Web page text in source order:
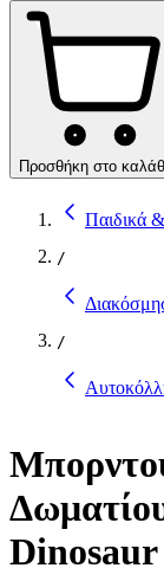
Προσθήκη στο
Παιδικά
/
/
Dinosaur